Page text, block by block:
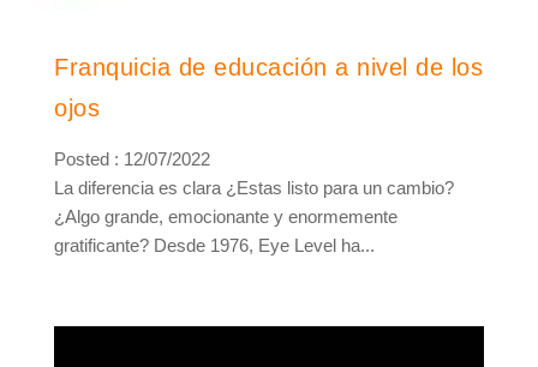
Franquicia de educación a nivel de los
ojos
Posted : 12/07/2022
La diferencia es clara ¿Estas listo para un cambio?
¿Algo grande, emocionante y enormemente
gratificante? Desde 1976, Eye Level ha...